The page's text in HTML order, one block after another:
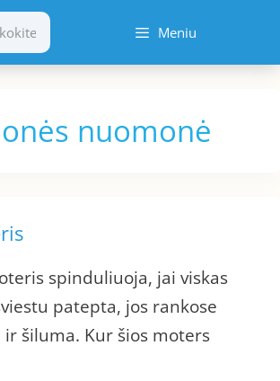
Meniu
nuomonė
spinduliuoja, jai viskas
patepta, jos rankose
šiluma. Kur šios moters